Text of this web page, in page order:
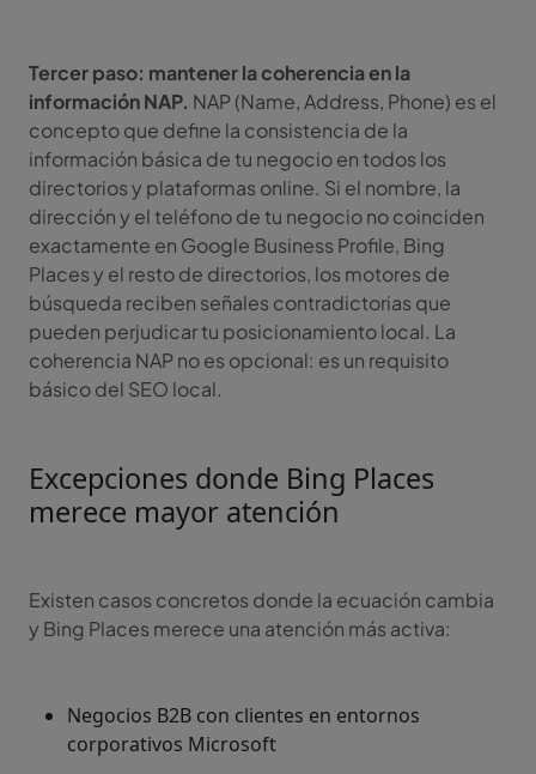
Tercer paso: mantener la coherencia en la
información NAP. NAP (Name, Address, Phone) es el
concepto que define la consistencia de la
información básica de tu negocio en todos los
directorios y plataformas online. Si el nombre, la
dirección y el teléfono de tu negocio no coinciden
exactamente en Google Business Profile, Bing
Places y el resto de directorios, los motores de
búsqueda reciben señales contradictorias que
pueden perjudicar tu posicionamiento local. La
coherencia NAP no es opcional: es un requisito
básico del SEO local.
Excepciones donde Bing Places
merece mayor atención
Existen casos concretos donde la ecuación cambia
y Bing Places merece una atención más activa:
Negocios B2B con clientes en entornos
corporativos Microsoft